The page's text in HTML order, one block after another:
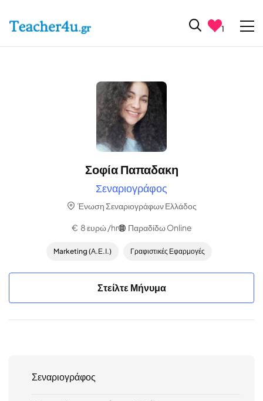
1
Σοφία Παπαδακη
Σεναριογράφος
Ένωση Σεναριογράφων Ελλάδος
€ 8 ευρώ /hr Παραδίδω Online
Marketing (Α.Ε.Ι.) Γραφιστικές Εφαρμογές
Στείλτε Μήνυμα
Σεναριογράφος